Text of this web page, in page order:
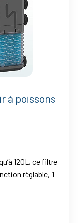
à poissons
120L, ce filtre
réglable, il